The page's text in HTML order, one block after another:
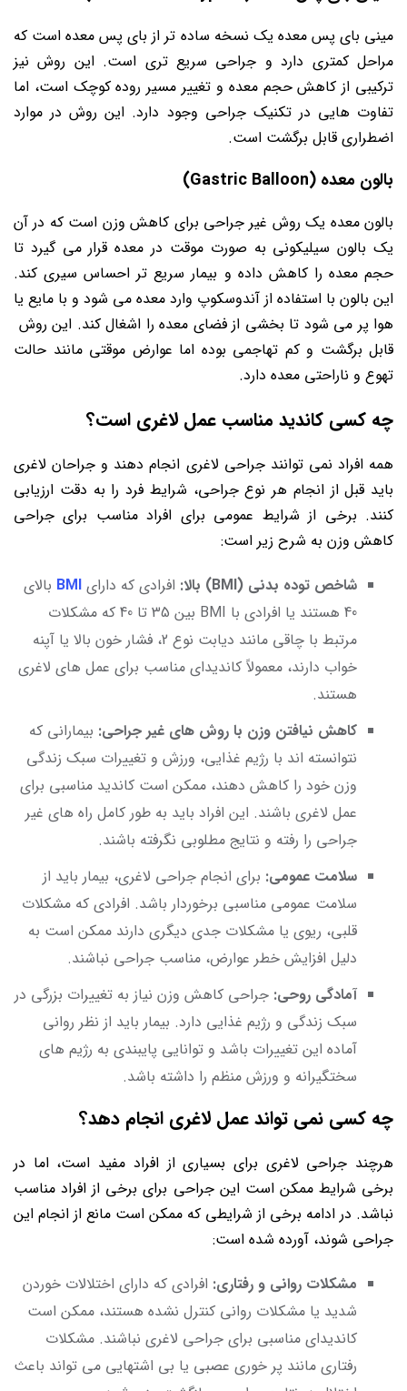
مینی بای پس معده یک نسخه ساده تر از بای پس معده است که
مراحل کمتری دارد و جراحی سریع تری است. این روش نیز
ترکیبی از کاهش حجم معده و تغییر مسیر روده کوچک است، اما
تفاوت هایی در تکنیک جراحی وجود دارد. این روش در موارد
اضطراری قابل برگشت است.
بالون معده (Gastric Balloon)
بالون معده یک روش غیر جراحی برای کاهش وزن است که در آن
یک بالون سیلیکونی به صورت موقت در معده قرار می گیرد تا
حجم معده را کاهش داده و بیمار سریع تر احساس سیری کند.
این بالون با استفاده از آندوسکوپ وارد معده می شود و با مایع یا
هوا پر می شود تا بخشی از فضای معده را اشغال کند. این روش
قابل برگشت و کم تهاجمی بوده اما عوارض موقتی مانند حالت
تهوع و ناراحتی معده دارد.
چه کسی کاندید مناسب عمل لاغری است؟
همه افراد نمی توانند جراحی لاغری انجام دهند و جراحان لاغری
باید قبل از انجام هر نوع جراحی، شرایط فرد را به دقت ارزیابی
کنند. برخی از شرایط عمومی برای افراد مناسب برای جراحی
کاهش وزن به شرح زیر است:
شاخص توده بدنی (BMI) بالا:
افرادی که دارای BMI بالای
40 هستند یا افرادی با BMI بین 35 تا 40 که مشکلات
مرتبط با چاقی مانند دیابت نوع 2، فشار خون بالا یا آپنه
خواب دارند، معمولاً کاندیدای مناسب برای عمل های لاغری
هستند.
کاهش نیافتن وزن با روش های غیر جراحی: بیمارانی که
نتوانسته اند با رژیم غذایی، ورزش و تغییرات سبک زندگی
وزن خود را کاهش دهند، ممکن است کاندید مناسبی برای
عمل لاغری باشند. این افراد باید به طور کامل راه های غیر
جراحی را رفته و نتایج مطلوبی نگرفته باشند.
سلامت عمومی: برای انجام جراحی لاغری، بیمار باید از
سلامت عمومی مناسبی برخوردار باشد. افرادی که مشکلات
قلبی، ریوی یا مشکلات جدی دیگری دارند ممکن است به
دلیل افزایش خطر عوارض، مناسب جراحی نباشند.
آمادگی روحی: جراحی کاهش وزن نیاز به تغییرات بزرگی در
سبک زندگی و رژیم غذایی دارد. بیمار باید از نظر روانی
آماده این تغییرات باشد و توانایی پایبندی به رژیم های
سختگیرانه و ورزش منظم را داشته باشد.
چه کسی نمی تواند عمل لاغری انجام دهد؟
هرچند جراحی لاغری برای بسیاری از افراد مفید است، اما در
برخی شرایط ممکن است این جراحی برای برخی از افراد مناسب
نباشد. در ادامه برخی از شرایطی که ممکن است مانع از انجام این
جراحی شوند، آورده شده است:
مشکلات روانی و رفتاری: افرادی که دارای اختلالات خوردن
شدید یا مشکلات روانی کنترل نشده هستند، ممکن است
کاندیدای مناسبی برای جراحی لاغری نباشند. مشکلات
رفتاری مانند پر خوری عصبی یا بی اشتهایی می تواند باعث